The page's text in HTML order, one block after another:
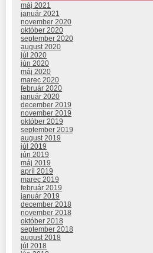
máj 2021
január 2021
november 2020
október 2020
september 2020
august 2020
júl 2020
jún 2020
máj 2020
marec 2020
február 2020
január 2020
december 2019
november 2019
október 2019
september 2019
august 2019
júl 2019
jún 2019
máj 2019
apríl 2019
marec 2019
február 2019
január 2019
december 2018
november 2018
október 2018
september 2018
august 2018
júl 2018